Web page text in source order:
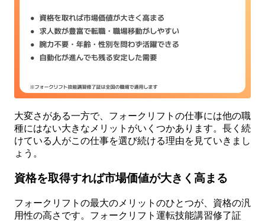
大変さがある一方で、フォークリフトの仕事には他の職
種にはない大きなメリットがいくつかあります。長く続
けている人がこの仕事を選び続ける理由を見ていきまし
ょう。
資格を取得すれば市場価値が大きく高まる
フォークリフトの最大のメリットのひとつが、資格の汎
用性の高さです。フォークリフト運転技能講習修了証